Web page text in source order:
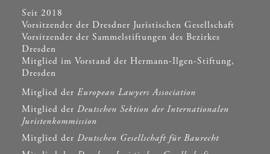
Seit 2018
Vorsitzender der Dresdner Juristischen Gesellschaft
Vorsitzender der Sammelstiftungen des Bezirkes
Dresden
Mitglied im Vorstand der Hermann-Ilgen-Stiftung,
Dresden
Mitglied der European Lawyers Association
Mitglied der Deutschen Sektion der Internationalen
Juristenkommission
Mitglied der Deutschen Gesellschaft für Baurecht